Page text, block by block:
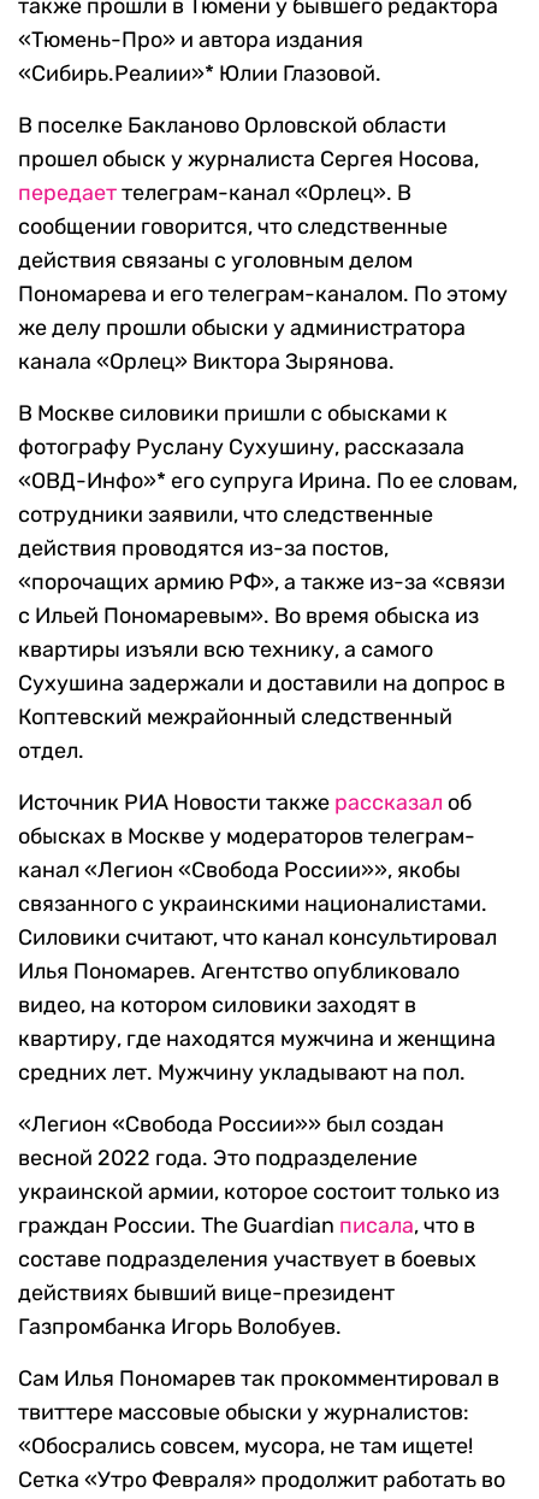
также прошли в Тюмени у бывшего редактора
«Тюмень-Про» и автора издания
«Сибирь.Реалии»* Юлии Глазовой.
В поселке Бакланово Орловской области
прошел обыск у журналиста Сергея Носова,
передаеттелеграм-канал «Орлец». В
сообщении говорится, что следственные
действия связаны с уголовным делом
Пономарева и его телеграм-каналом. По этому
же делу прошли обыски у администратора
канала «Орлец» Виктора Зырянова.
В Москве силовики пришли с обысками к
фотографу Руслану Сухушину, рассказала
«ОВД-Инфо»* его супруга Ирина. По ее словам,
сотрудники заявили, что следственные
действия проводятся из-за постов,
«порочащих армию РФ», а также из-за «связи
с Ильей Пономаревым». Во время обыска из
квартиры изъяли всю технику, а самого
Сухушина задержали и доставили на допрос в
Коптевский межрайонный следственный
отдел.
Источник РИА Новости также рассказал об
обысках в Москве у модераторов телеграм-
канал «Легион «Свобода России»», якобы
связанного с украинскими националистами.
Силовики считают, что канал консультировал
Илья Пономарев. Агентство опубликовало
видео, на котором силовики заходят в
квартиру, где находятся мужчина и женщина
средних лет. Мужчину укладывают на пол.
«Легион «Свобода России»» был создан
весной 2022 года. Это подразделение
украинской армии, которое состоит только из
граждан России. The Guardian писала, что в
составе подразделения участвует в боевых
действиях бывший вице-президент
Газпромбанка Игорь Волобуев.
Сам Илья Пономарев так прокомментировал в
твиттере массовые обыски у журналистов:
«Обосрались совсем, мусора, не там ищете!
Сетка «Утро Февраля» продолжит работать во